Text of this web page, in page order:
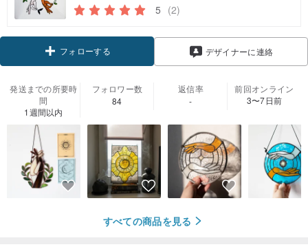
5 (2)
フォローする デザイナーに連絡
発送までの所要時
間
1週間以内
フォロワー数
84
返信率
-
前回オンライン
3〜7日前
すべての商品を見る